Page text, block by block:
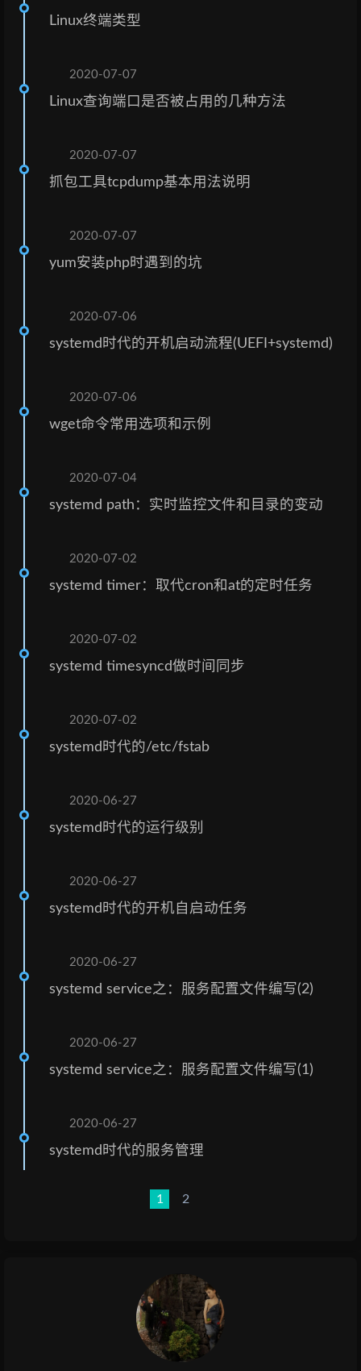
Linux终端类型
2020-07-07
Linux查询端口是否被占用的几种方法
2020-07-07
抓包工具tcpdump基本用法说明
2020-07-07
yum安装php时遇到的坑
2020-07-06
systemd时代的开机启动流程(UEFI+systemd)
2020-07-06
wget命令常用选项和示例
2020-07-04
systemd path：实时监控文件和目录的变动
2020-07-02
systemd timer：取代cron和at的定时任务
2020-07-02
systemd timesyncd做时间同步
2020-07-02
systemd时代的/etc/fstab
2020-06-27
systemd时代的运行级别
2020-06-27
systemd时代的开机自启动任务
2020-06-27
systemd service之：服务配置文件编写(2)
2020-06-27
systemd service之：服务配置文件编写(1)
2020-06-27
systemd时代的服务管理
1 2